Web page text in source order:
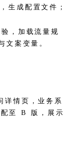
生成配置文件；
，加载流量规
文案变量。
情页，业务系
至 B 版，展示